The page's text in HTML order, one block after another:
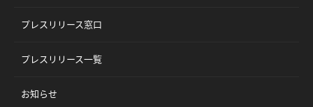
プレスリリース窓口
プレスリリース一覧
お知らせ